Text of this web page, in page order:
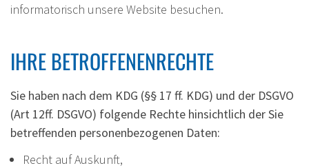
informatorisch unsere Website besuchen.
IHRE BETROFFENENRECHTE
Sie haben nach dem KDG (§§ 17 ff. KDG) und der DSGVO
(Art 12ff. DSGVO) folgende Rechte hinsichtlich der Sie
betreffenden personenbezogenen Daten:
Recht auf Auskunft,